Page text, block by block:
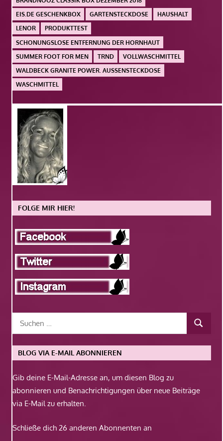
EIS.DE GESCHENKBOX
GARTENSTECKDOSE
HAUSHALT
LENOR
PRODUKTTEST
SCHONUNGSLOSE ENTFERNUNG DER HORNHAUT
SUMMER FOOT FOR MEN
TRND
VOLLWASCHMITTEL
WALDBECK GRANITE POWER. AUSSENSTECKDOSE
WASCHMITTEL
FOLGE MIR HIER!
BLOG VIA E-MAIL ABONNIEREN
Gib deine E-Mail-Adresse an, um diesen Blog zu
abonnieren und Benachrichtigungen über neue Beiträge
via E-Mail zu erhalten.
Schließe dich 26 anderen Abonnenten an